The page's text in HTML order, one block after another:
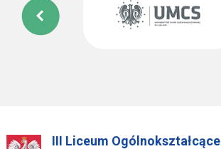
III Liceum Ogólnokształcące